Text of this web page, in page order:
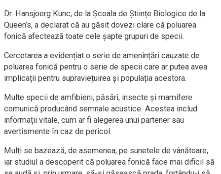
Dr. Hansjoerg Kunc, de la Școala de Științe Biologice de la
Queen’s, a declarat că au găsit dovezi clare că poluarea
fonică afectează toate cele șapte grupuri de specii.
Cercetarea a evidențiat o serie de amenințări cauzate de
poluarea fonică pentru o serie de specii care ar putea avea
implicații pentru supraviețuirea și populația acestora.
Multe specii de amfibieni, păsări, insecte și mamifere
comunică producând semnale acustice. Acestea includ
informații vitale, cum ar fi alegerea unui partener sau
avertismente în caz de pericol.
Mulți se bazează, de asemenea, pe sunetele de vânătoare,
iar studiul a descoperit că poluarea fonică face mai dificil să